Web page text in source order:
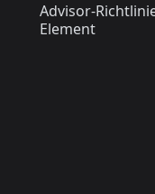
Advisor-
Element